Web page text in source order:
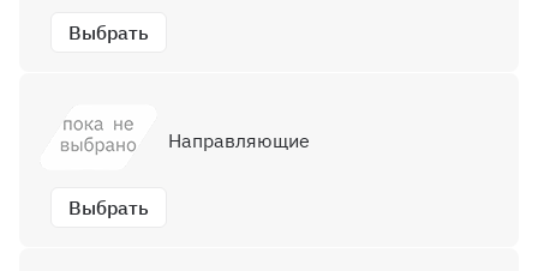
Выбрать
Выбрать
Направляющие